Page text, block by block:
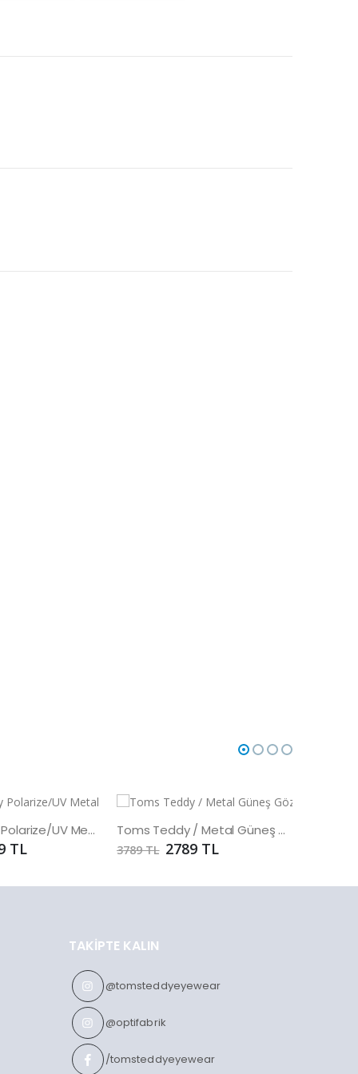
Toms Teddy Polarize/UV Metal Güneş Gözlüğü
TL
Toms Teddy / Metal Güneş Gözlüğü
3789 TL 2789 TL
TAKIPTE KALIN
@tomsteddyeyewear
@optifabrik
/tomsteddyeyewear